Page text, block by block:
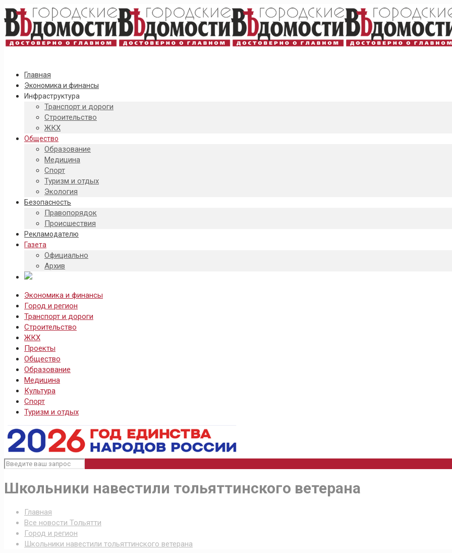
Главная
Экономика и финансы
Инфраструктура
Транспорт и дороги
Строительство
ЖКХ
Общество
Образование
Медицина
Спорт
Туризм и отдых
Экология
Безопасность
Правопорядок
Происшествия
Рекламодателю
Газета
Официально
Архив
Экономика и финансы
Город и регион
Транспорт и дороги
Строительство
ЖКХ
Проекты
Общество
Образование
Медицина
Культура
Спорт
Туризм и отдых
Школьники навестили тольяттинского ветерана
Главная
Все новости Тольятти
Город и регион
Школьники навестили тольяттинского ветерана